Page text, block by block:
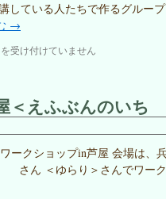
している人たちで作るグループ
→
受け付けていません
＜えふぶんのいち
ークショップin芦屋 会場は、
ん ＜ゆらり＞さんでワーク